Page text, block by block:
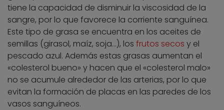
tiene la capacidad de disminuir la viscosidad de la
sangre, por lo que favorece la corriente sanguínea.
Este tipo de grasa se encuentra en los aceites de
semillas (girasol, maíz, soja…), los frutos secos y el
pescado azul. Además estas grasas aumentan el
«colesterol bueno» y hacen que el «colesterol malo»
no se acumule alrededor de las arterias, por lo que
evitan la formación de placas en las paredes de los
vasos sanguíneos.